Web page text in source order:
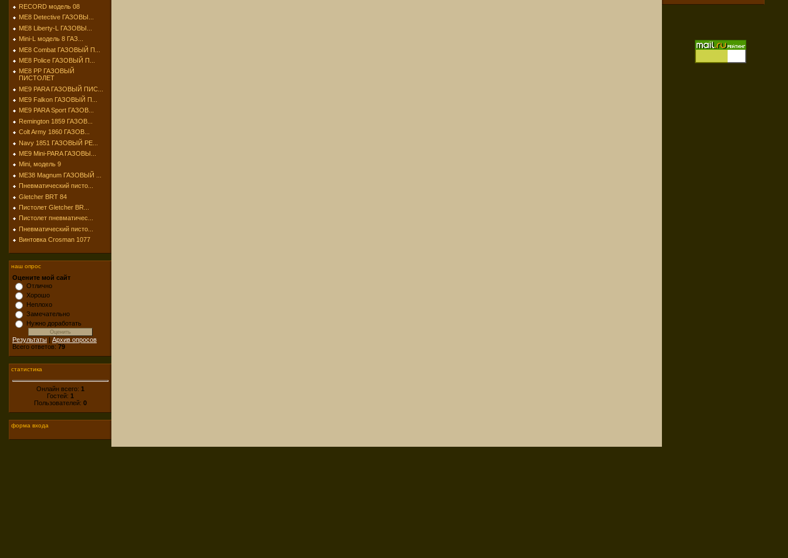
RECORD модель 08
МЕ8 Detective ГАЗОВЫ...
МЕ8 Liberty-L ГАЗОВЫ...
Mini-L модель 8 ГАЗ...
МЕ8 Combat ГАЗОВЫЙ П...
МЕ8 Police ГАЗОВЫЙ П...
МЕ8 РР ГАЗОВЫЙ
ПИСТОЛЕТ
МЕ9 PARA ГАЗОВЫЙ ПИС...
МЕ9 Falkon ГАЗОВЫЙ П...
МЕ9 PARA Sport ГАЗОВ...
Remington 1859 ГАЗОВ...
Colt Army 1860 ГАЗОВ...
Navy 1851 ГАЗОВЫЙ РЕ...
МЕ9 Mini-PARA ГАЗОВЫ...
Mini, модель 9
МЕ38 Magnum ГАЗОВЫЙ ...
Пневматический писто...
Gletcher BRT 84
Пистолет Gletcher BR...
Пистолет пневматичес...
Пневматический писто...
Винтовка Crosman 1077
наш опрос
Оцените мой сайт
Отлично
Хорошо
Неплохо
Замечательно
Нужно доработать
Результаты | Архив опросов
Всего ответов: 79
статистика
Онлайн всего: 1
Гостей: 1
Пользователей: 0
форма входа